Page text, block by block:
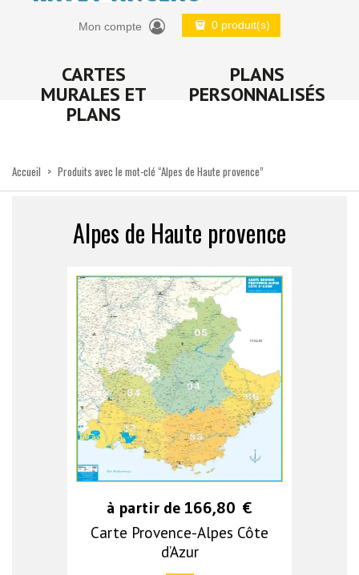
Mon compte 0 produit(s)
CARTES
MURALES ET
PLANS
PLANS
PERSONNALISÉS
Accueil > Produits avec le mot-clé “Alpes de Haute provence”
Alpes de Haute provence
à partir de 166,80 €
Carte Provence-Alpes Côte
d’Azur